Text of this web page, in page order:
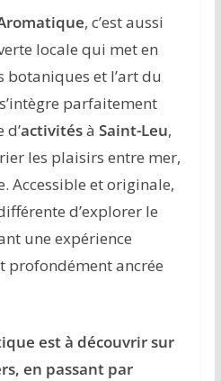
, c’est aussi
locale qui met en
botaniques et l’art du
parfaitement
activitésà Saint-Leu,
les plaisirs entre mer,
Accessible et originale,
d’explorer le
une expérience
profondément ancrée
est à découvrir sur
en passant par